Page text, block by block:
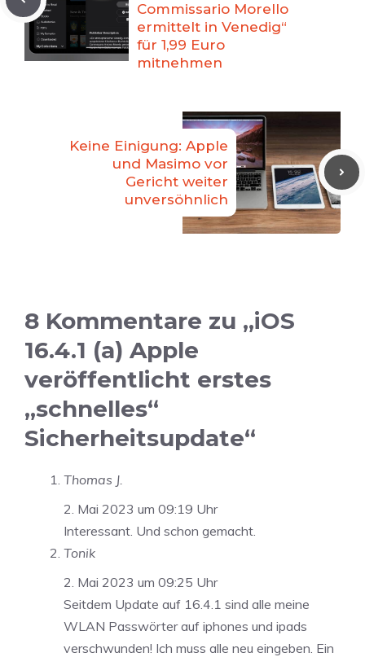
Commissario Morello
ermittelt in Venedig“
für 1,99 Euro
mitnehmen
Keine Einigung: Apple
und Masimo vor
Gericht weiter
unversöhnlich
8 Kommentare zu „iOS
16.4.1 (a) Apple
veröffentlicht erstes
„schnelles“
Sicherheitsupdate“
Thomas J.
2. Mai 2023 um 09:19 Uhr
Interessant. Und schon gemacht.
Tonik
2. Mai 2023 um 09:25 Uhr
Seitdem Update auf 16.4.1 sind alle meine
WLAN Passwörter auf iphones und ipads
verschwunden! Ich muss alle neu eingeben. Ein